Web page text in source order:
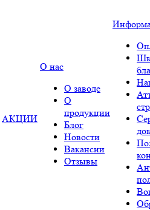
АКЦИИ
О нас
О заводе
О
продукции
Блог
Новости
Вакансии
Отзывы